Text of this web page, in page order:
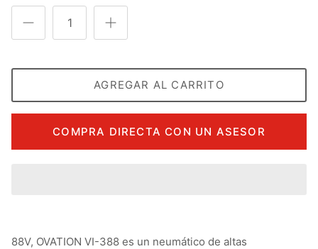
AGREGAR AL CARRITO
COMPRA DIRECTA CON UN ASESOR
88V, OVATION VI-388 es un neumático de altas